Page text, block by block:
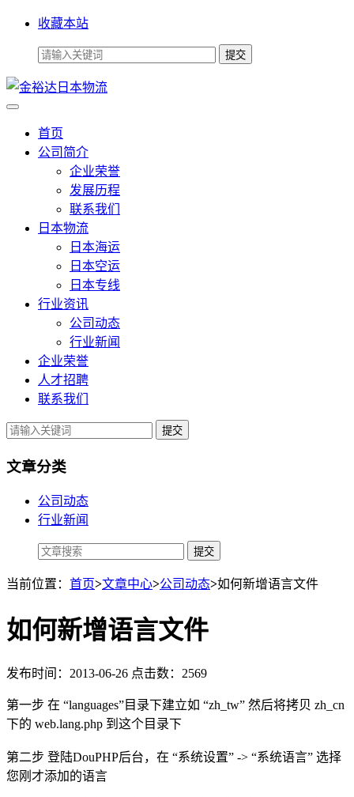
收藏本站
首页
公司简介
企业荣誉
发展历程
联系我们
日本物流
日本海运
日本空运
日本专线
行业资讯
公司动态
行业新闻
企业荣誉
人才招聘
联系我们
提交
文章分类
公司动态
行业新闻
当前位置： 首页>文章中心>公司动态>如何新增语言文件
如何新增语言文件
发布时间：2013-06-26 点击数：2569
第一步 在 “languages”目录下建立如 “zh_tw” 然后将拷贝 zh_cn
下的 web.lang.php 到这个目录下
第二步 登陆DouPHP后台，在 “系统设置” -> “系统语言” 选择
您刚才添加的语言